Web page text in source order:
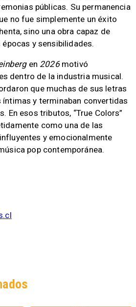
públicas. Su permanencia
no fue simplemente un éxito
sino una obra capaz de
y sensibilidades.
en 2026motivó
dentro de la industria musical.
que muchas de sus letras
íntimas y terminaban convertidas
En esos tributos, “True Colors”
como una de las
y emocionalmente
pop contemporánea.